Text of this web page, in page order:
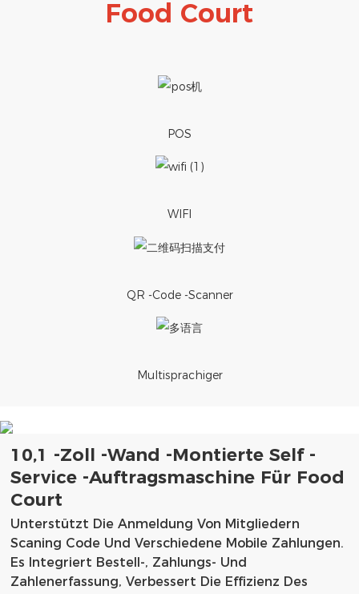
Food Court
POS
WIFI
QR -Code -Scanner
Multisprachiger
10,1 -Zoll -Wand -montierte Self -
Service -Auftragsmaschine Für Food
Court
Unterstützt Die Anmeldung Von Mitgliedern
Scaning Code Und Verschiedene Mobile Zahlungen.
Es Integriert Bestell-, Zahlungs- Und
Zahlenerfassung, Verbessert Die Effizienz Des